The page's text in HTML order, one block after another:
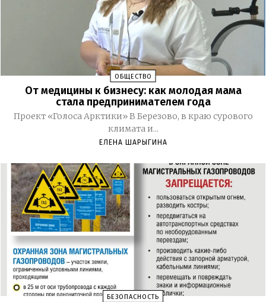
ОБЩЕСТВО
От медицины к бизнесу: как молодая мама
стала предпринимателем года
Проект «Голоса Арктики» В Березово, в краю сурового
климата и...
ЕЛЕНА ШАРЫГИНА
БЕЗОПАСНОСТЬ